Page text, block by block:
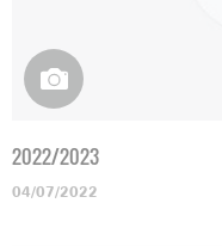
2022/2023
04/07/2022